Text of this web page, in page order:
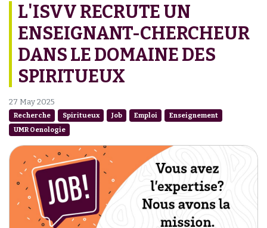
L'ISVV RECRUTE UN
ENSEIGNANT-CHERCHEUR
DANS LE DOMAINE DES
SPIRITUEUX
27 May 2025
Recherche Spiritueux Job Emploi
Enseignement
UMR Oenologie